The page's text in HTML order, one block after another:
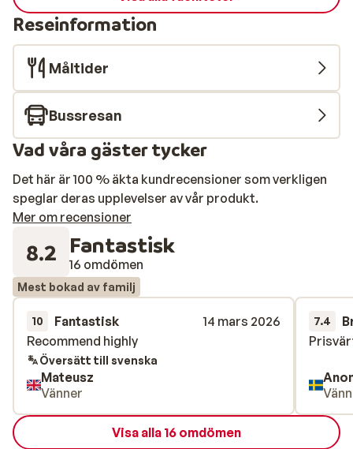
Reseinformation
Måltider
Bussresan
Vad våra gäster tycker
Det här är 100 % äkta kundrecensioner som verkligen
speglar deras upplevelser av vår produkt.
Mer om recensioner
8.2 Fantastisk
16 omdömen
Mest bokad av familj
10 Fantastisk
14 mars 2026
Recommend highly
Recommend highly
Översätt till svenska
Mateusz
Vänner
7.4
Visa alla 16 omdömen